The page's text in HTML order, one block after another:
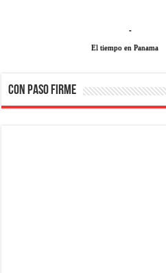
-
El tiempo en Panama
CON PASO FIRME